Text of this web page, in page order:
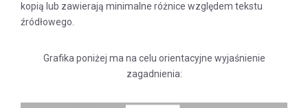
kopią lub zawierają minimalne różnice względem tekstu
źródłowego.
Grafika poniżej ma na celu orientacyjne wyjaśnienie
zagadnienia: